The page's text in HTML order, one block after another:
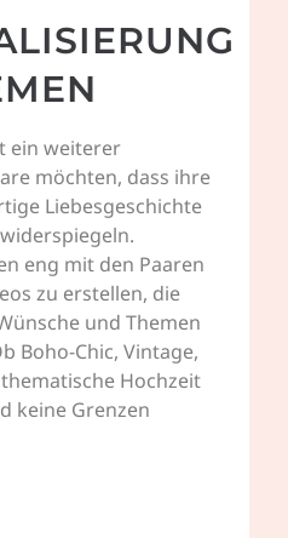
ein weiterer
möchten, dass ihre
Liebesgeschichte
eng mit den Paaren
zu erstellen, die
und Themen
Boho-Chic, Vintage,
Hochzeit
keine Grenzen